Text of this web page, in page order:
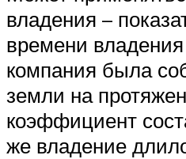
владения –
времени
компания была
земли на
коэффициент
же владение